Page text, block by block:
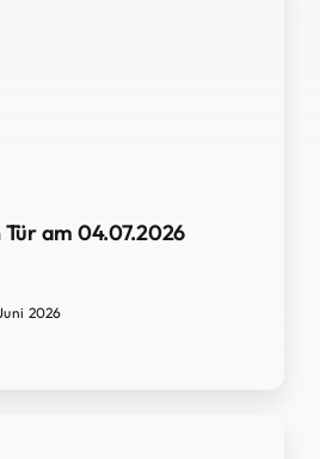
am 04.07.2026
2026